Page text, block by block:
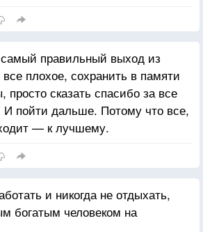
правильный выход из
плохое, сохранить в памяти
сказать спасибо за все
пойти дальше. Потому что все,
— к лучшему.
и никогда не отдыхать,
богатым человеком на